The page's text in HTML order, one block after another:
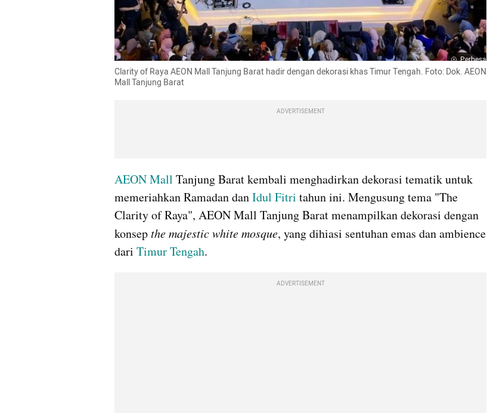
Perbesar
Clarity of Raya AEON Mall Tanjung Barat hadir dengan dekorasi khas Timur Tengah. Foto: Dok. AEON
Mall Tanjung Barat
ADVERTISEMENT
AEON Mall Tanjung Barat kembali menghadirkan dekorasi tematik untuk
memeriahkan Ramadan dan Idul Fitri tahun ini. Mengusung tema "The
Clarity of Raya", AEON Mall Tanjung Barat menampilkan dekorasi dengan
konsep the majestic white mosque, yang dihiasi sentuhan emas dan ambience
dari Timur Tengah.
ADVERTISEMENT